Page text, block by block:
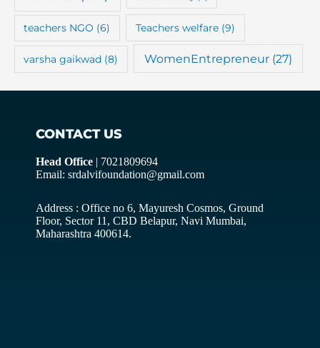
teachers NGO (6) Teachers welfare(9)
varsha gaikwad (8) WomenEntrepreneur (27)
CONTACT US
Head Office | 7021809694
Email: srdalvifoundation@gmail.com
Address : Office no 6, Mayuresh Cosmos, Ground
Floor, Sector 11, CBD Belapur, Navi Mumbai,
Maharashtra 400614.